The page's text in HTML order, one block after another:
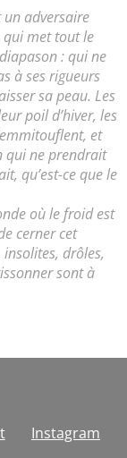
un adversaire
met tout le
: qui ne
à ses rigueurs
sa peau. Les
poil d’hiver, les
et
qui ne prendrait
qu’est-ce que le
où le froid est
cerner cet
drôles,
sont à
Instagram